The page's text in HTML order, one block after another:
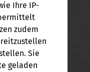
Ihre IP-
zudem
Sie
geladen
2.) AUSDRUCKEN